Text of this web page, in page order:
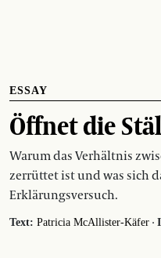
ESSAY
Öffnet die
Warum das Verhältnis
zerrüttet ist und was sich
Erklärungsversuch.
Text: Patricia McAllister-Käfer ·